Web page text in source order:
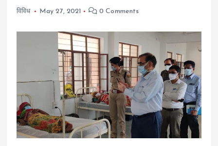
विविध May 27, 2021 0 Comments